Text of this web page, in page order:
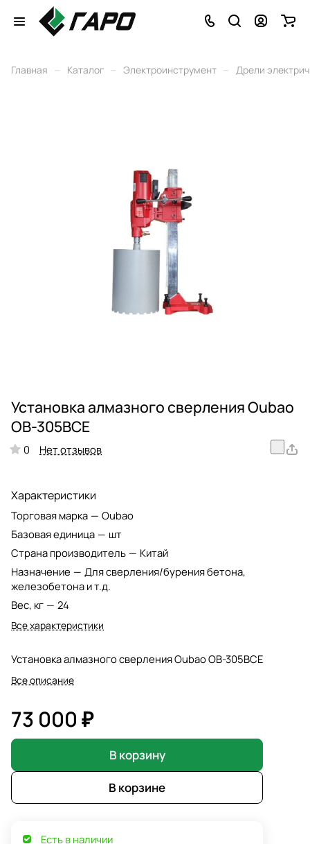
Главная – Каталог – Электроинструмент – Дрели
Установка алмазного сверления Oubao
OB-305BCE
0 Нет отзывов
Характеристики
Торговая марка — Oubao
Базовая единица — шт
Страна производитель — Китай
Назначение — Для сверления/бурения бетона,
железобетона и т.д.
Вес, кг — 24
Все характеристики
Установка алмазного сверления Oubao OB-305BCE
Все описание
73 000 ₽
В корзину
В корзине
Есть в наличии